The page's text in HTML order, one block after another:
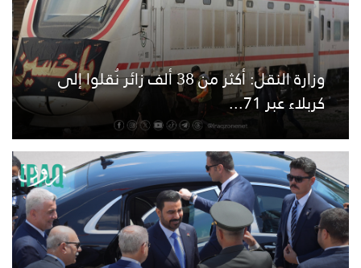
وزارة النقل: أكثر من 38 ألف زائر نُقلوا إلى
كربلاء عبر 71...